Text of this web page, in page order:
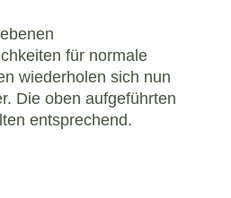
für normale
wiederholen sich nun
Die oben aufgeführten
entsprechend.